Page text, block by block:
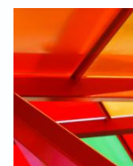
LUMINAIRE-